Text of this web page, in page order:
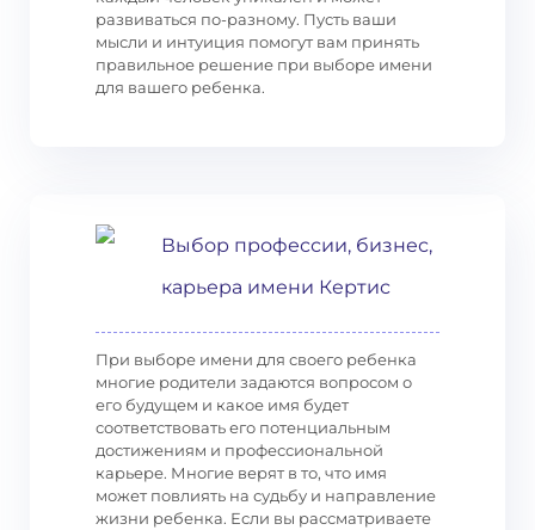
развиваться по-разному. Пусть ваши
мысли и интуиция помогут вам принять
правильное решение при выборе имени
для вашего ребенка.
Выбор профессии, бизнес,
карьера имени Кертис
При выборе имени для своего ребенка
многие родители задаются вопросом о
его будущем и какое имя будет
соответствовать его потенциальным
достижениям и профессиональной
карьере. Многие верят в то, что имя
может повлиять на судьбу и направление
жизни ребенка. Если вы рассматриваете